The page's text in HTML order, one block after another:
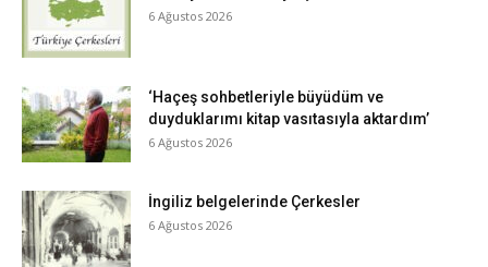
6 Ağustos 2026
‘Haçeş sohbetleriyle büyüdüm ve
duyduklarımı kitap vasıtasıyla aktardım’
6 Ağustos 2026
İngiliz belgelerinde Çerkesler
6 Ağustos 2026